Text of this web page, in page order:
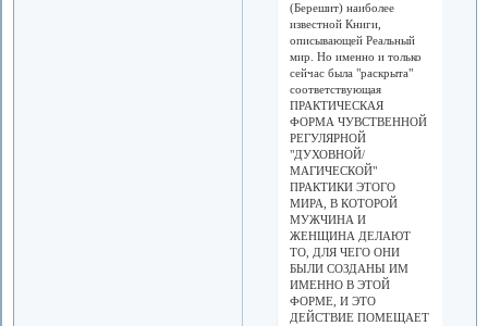
(Берешит) наиболее
известной Книги,
описывающей Реальный
мир. Но именно и только
сейчас была "раскрыта"
соответствующая
ПРАКТИЧЕСКАЯ
ФОРМА ЧУВСТВЕННОЙ
РЕГУЛЯРНОЙ
"ДУХОВНОЙ/
МАГИЧЕСКОЙ"
ПРАКТИКИ ЭТОГО
МИРА, В КОТОРОЙ
МУЖЧИНА И
ЖЕНЩИНА ДЕЛАЮТ
ТО, ДЛЯ ЧЕГО ОНИ
БЫЛИ СОЗДАНЫ ИМ
ИМЕННО В ЭТОЙ
ФОРМЕ, И ЭТО
ДЕЙСТВИЕ ПОМЕЩАЕТ